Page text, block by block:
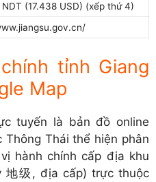
NDT (17.438 USD) (xếp thứ 4)
tỉnh Giang
Map
tuyến là bản đồ online
Thái thể hiện phân
hành chính cấp địa khu
地级, địa cấp) trực thuộc